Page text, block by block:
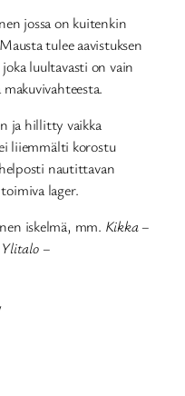
jossa on kuitenkin
tulee aavistuksen
luultavasti on vain
ja hillitty vaikka
liiemmälti korostu
nautittavan
lager.
iskelmä, mm. Kikka –
–